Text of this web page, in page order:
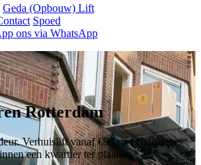
Geda (Opbouw) Lift
Spoed
ons via WhatsApp
Rotterdam
Verhuislift vanaf €99 met chauffeur.
een kwartier ter plaatse.